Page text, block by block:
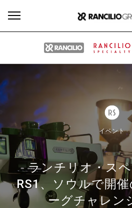
イベント
ランチリオ・ス
RS1、ソウルで開
ーグチャレン
て
ニュ
ース
ダ
Our brands